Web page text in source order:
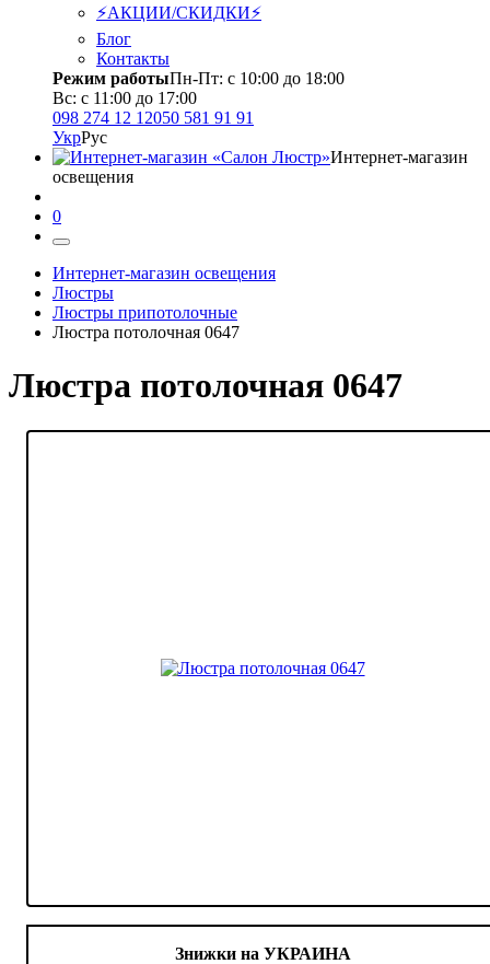
⚡АКЦИИ/СКИДКИ⚡
Блог
Контакты
Режим работыПн-Пт: с 10:00 до 18:00
Вс: с 11:00 до 17:00
098 274 12 12050 581 91 91
УкрРус
Интернет-магазин
освещения
0
Интернет-магазин освещения
Люстры
Люстры припотолочные
Люстра потолочная 0647
Люстра потолочная 0647
Знижки на УКРАИНА